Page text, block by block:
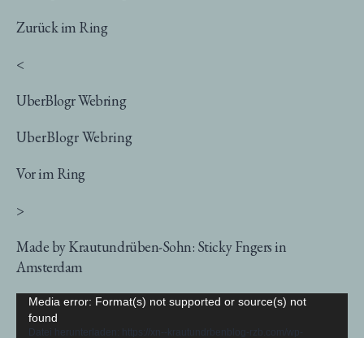
Zurück im Ring
<
UberBlogr Webring
UberBlogr Webring
Vor im Ring
>
Made by Krautundrüben-Sohn: Sticky Fngers in
Amsterdam
Video-
Player
Media error: Format(s) not supported or source(s) not
found
Datei herunterladen: https://xn--krautundrbenblog-rzb.com/wp-